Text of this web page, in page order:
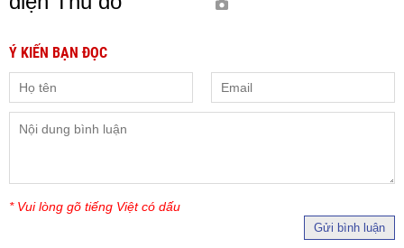
Ý KIẾN BẠN ĐỌC
* Vui lòng gõ tiếng Việt có dấu
Gửi bình luận